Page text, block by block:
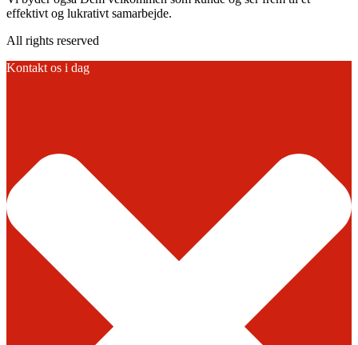
effektivt og lukrativt samarbejde.
All rights reserved
Kontakt os i dag